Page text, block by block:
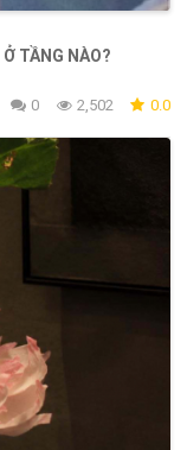
TẦNG NÀO?
0 2,502 0.0